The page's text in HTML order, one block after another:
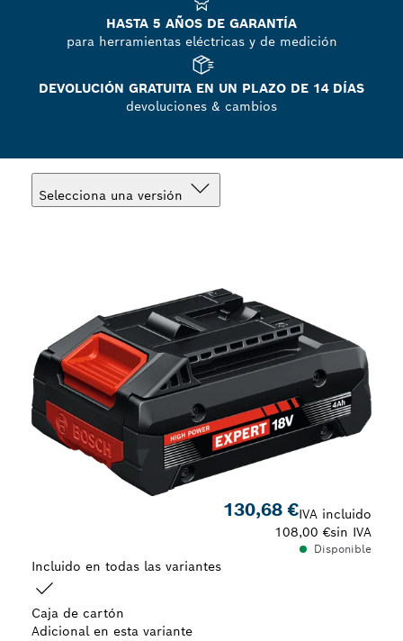
HASTA 5 AÑOS DE GARANTÍA
para herramientas eléctricas y de medición
DEVOLUCIÓN GRATUITA EN UN PLAZO DE 14 DÍAS
devoluciones & cambios
Selecciona una versión
130,68 €IVA incluido
108,00 €sin IVA
Disponible
Incluido en todas las variantes
Caja de cartón
Adicional en esta variante